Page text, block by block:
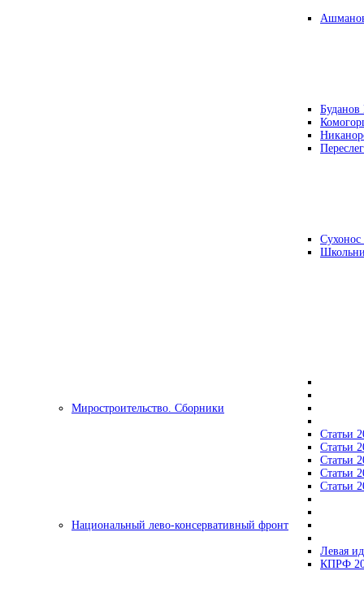
Буданов
Миростроительство. Сборники
Статьи
Статьи
Статьи
Статьи
Статьи
Национальный лево-консервативный фронт
Левая
КПРФ